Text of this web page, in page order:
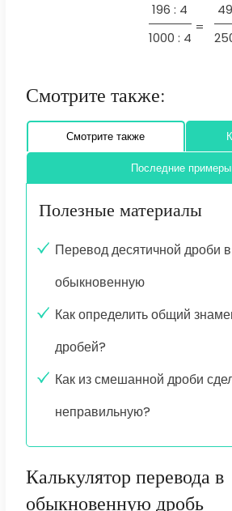
196 : 4
1000 : 4
=
49
Смотрите также:
Смотрите также
Последние примеры
Полезные материалы
Перевод десятичной дроби в
обыкновенную
Как определить общий
дробей?
Как из смешанной дроби
неправильную?
Калькулятор перевода в
обыкновенную дробь